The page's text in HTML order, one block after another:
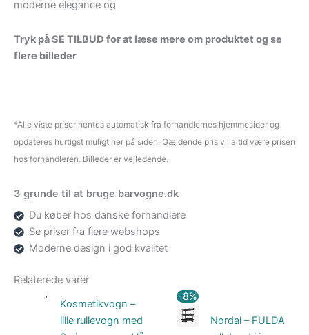
moderne elegance og
Tryk på SE TILBUD for at læse mere om produktet og se
flere billeder
*Alle viste priser hentes automatisk fra forhandlernes hjemmesider og
opdateres hurtigst muligt her på siden. Gældende pris vil altid være prisen
hos forhandleren. Billeder er vejledende.
3 grunde til at bruge barvogne.dk
Du køber hos danske forhandlere
Se priser fra flere webshops
Moderne design i god kvalitet
Relaterede varer
Kosmetikvogn –
lille rullevogn med
-8%
Nordal – FULDA
pris
var:
pris